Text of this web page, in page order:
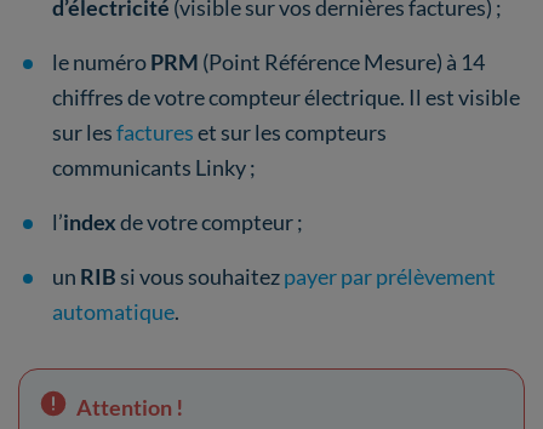
d’électricité (visible sur vos dernières factures) ;
le numéroPRM (Point Référence Mesure) à 14
chiffres de votre compteur électrique. Il est visible
sur lesfactureset sur les compteurs
communicants Linky ;
l’indexde votre compteur ;
un RIB si vous souhaitezpayer par prélèvement
automatique.
Attention !